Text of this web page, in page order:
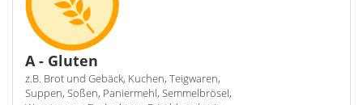
A - Gluten
z.B. Brot und Gebäck, Kuchen, Teigwaren,
Suppen, Soßen, Paniermehl, Semmelbrösel,